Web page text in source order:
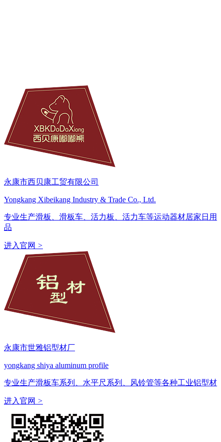
永康市西贝康工贸有限公司
Yongkang Xibeikang Industry & Trade Co., Ltd.
专业生产滑板、滑板车、活力板、活力车等运动器材居家日用
品
进入官网 >
永康市世雅铝型材厂
yongkang shiya aluminum profile
专业生产滑板车系列、水平尺系列、风铃管等各种工业铝型材
进入官网 >